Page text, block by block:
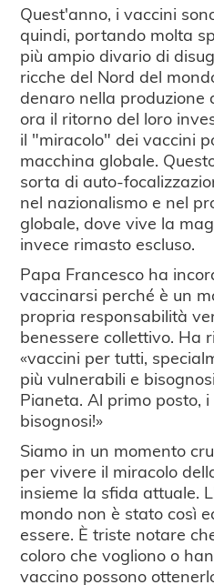
Quest'anno, i vaccini
quindi, portando molta
più ampio divario di
ricche del Nord del
denaro nella produzione
ora il ritorno del loro
il "miracolo" dei vaccini
macchina globale.
sorta di auto-
nel nazionalismo e nel
globale, dove vive la
invece rimasto escluso.
Papa Francesco ha
vaccinarsi perché è un
propria responsabilità
benessere collettivo. Ha
«vaccini per tutti,
più vulnerabili e
Pianeta. Al primo posto,
bisognosi!»
Siamo in un momento
per vivere il miracolo
insieme la sfida attuale.
mondo non è stato così
essere. È triste notare
coloro che vogliono o
vaccino possono